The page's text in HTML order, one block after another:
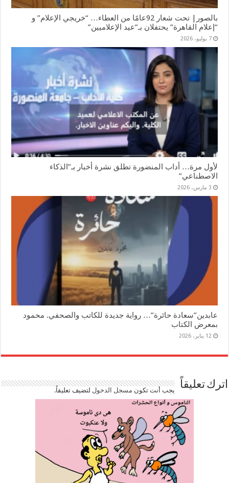
بالصور| تحت شعار 92عامًا من العطاء… “خريجي الإعلام” و
“إعلام القاهرة” يحتفلان بـ”عيد الإعلاميين”
7 يوليو، 2026
لأول مرة… أداب المنضورة تطلق نشرة أخبار بـ”الذكاء
الاصطناعي”
3 مارس، 2026
عابدين”سعادة حائرة”… رواية جديدة للكاتب والصحفي. محمود
بمعرض الكتاب
12 يناير، 2026
اترك تعليقاً يجب أنت تكون مسجل الدخوللتضيف تعليقاً.